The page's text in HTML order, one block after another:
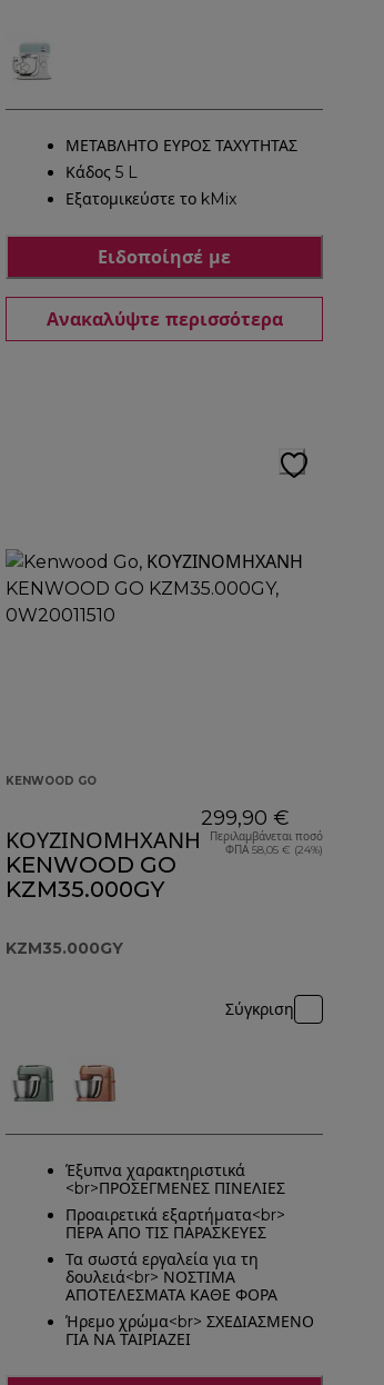
ΜΕΤΑΒΛΗΤΟ ΕΥΡΟΣ ΤΑΧΥΤΗΤΑΣ
Κάδος 5 L
Εξατομικεύστε το kMix
Ειδοποίησέ με
Ανακαλύψτε περισσότερα
KENWOOD GO
ΚΟΥΖΙΝΟΜΗΧΑΝΗ
KENWOOD GO
KZM35.000GY
KZM35.000GY
299,90 €
Περιλαμβάνεται ποσό
ΦΠΑ 58,05 € (24%)
Σύγκριση
Έξυπνα χαρακτηριστικά
<br>ΠΡΟΣΕΓΜΕΝΕΣ ΠΙΝΕΛΙΕΣ
Προαιρετικά εξαρτήματα<br>
ΠΕΡΑ ΑΠΟ ΤΙΣ ΠΑΡΑΣΚΕΥΕΣ
Τα σωστά εργαλεία για τη
δουλειά<br> ΝΟΣΤΙΜΑ
ΑΠΟΤΕΛΕΣΜΑΤΑ ΚΑΘΕ ΦΟΡΑ
Ήρεμο χρώμα<br> ΣΧΕΔΙΑΣΜΕΝΟ
ΓΙΑ ΝΑ ΤΑΙΡΙΑΖΕΙ